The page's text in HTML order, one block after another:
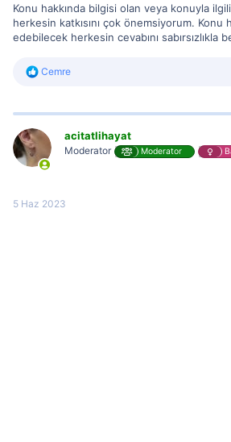
Konu hakkında bilgisi olan veya konuyla
herkesin katkısını çok önemsiyorum. Konu
edebilecek herkesin cevabını sabırsızlıkla
R
i
n
s
Cemre
acitatlihayat
Moderator Moderator
5 Haz 2023